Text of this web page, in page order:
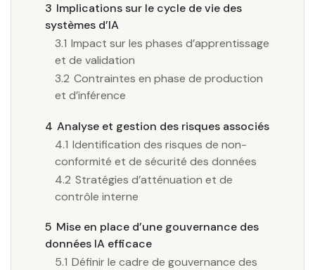
3 Implications sur le cycle de vie des
systèmes d’IA
3.1 Impact sur les phases d’apprentissage
et de validation
3.2 Contraintes en phase de production
et d’inférence
4 Analyse et gestion des risques associés
4.1 Identification des risques de non-
conformité et de sécurité des données
4.2 Stratégies d’atténuation et de
contrôle interne
5 Mise en place d’une gouvernance des
données IA efficace
5.1 Définir le cadre de gouvernance des